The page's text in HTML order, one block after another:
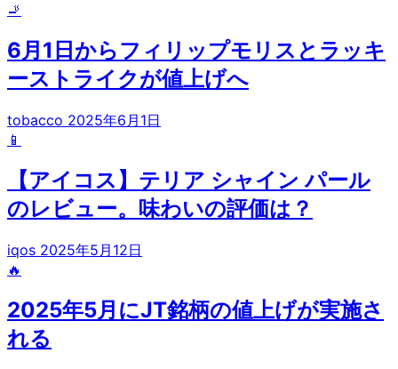
🚬
6月1日からフィリップモリスとラッキ
ーストライクが値上げへ
tobacco 2025年6月1日
📱
【アイコス】テリア シャイン パール
のレビュー。味わいの評価は？
iqos 2025年5月12日
🔥
2025年5月にJT銘柄の値上げが実施さ
れる